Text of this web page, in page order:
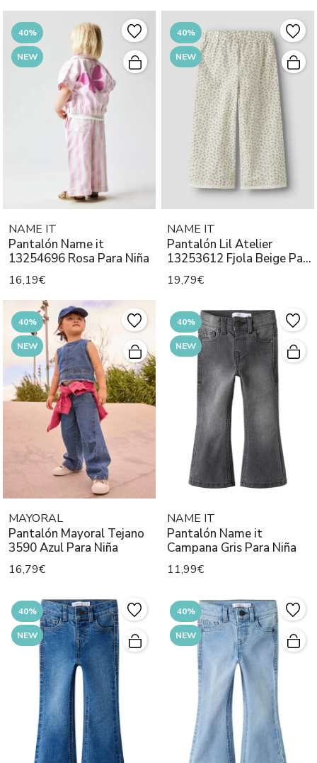
40%
NEW
NAME IT
Pantalón Name it
13254696 Rosa Para Niña
16,19€
40%
NEW
NAME IT
Pantalón Lil Atelier
13253612 Fjola Beige Para
Niñ
19,79€
40%
NEW
MAYORAL
Pantalón Mayoral Tejano
3590 Azul Para Niña
16,79€
40%
NEW
NAME IT
Pantalón Name it
Campana Gris Para Niña
11,99€
40%
NEW
40%
NEW